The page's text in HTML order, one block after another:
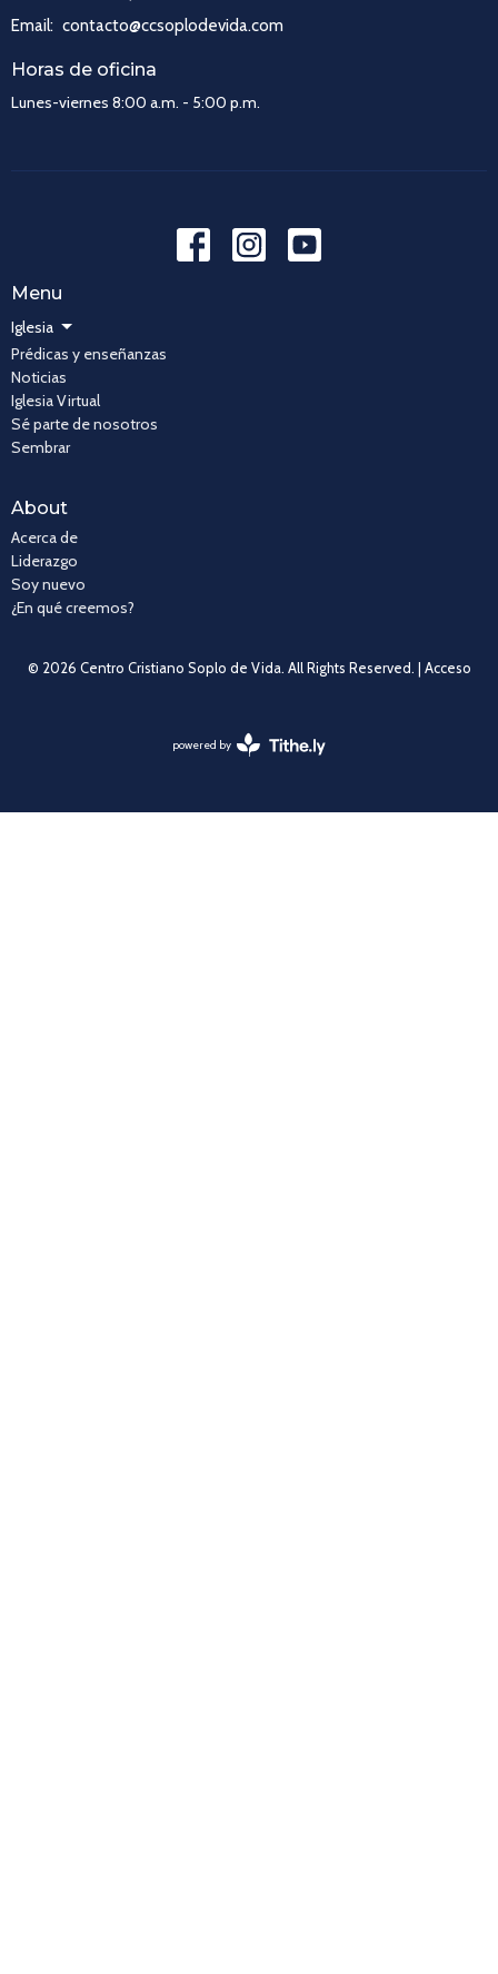
Email: contacto@ccsoplodevida.com
Horas de oficina
Lunes-viernes 8:00 a.m. - 5:00 p.m.
Menu
Iglesia
Prédicas y enseñanzas
Noticias
Iglesia Virtual
Sé parte de nosotros
Sembrar
About
Acerca de
Liderazgo
Soy nuevo
¿En qué creemos?
© 2026 Centro Cristiano Soplo de Vida. All Rights Reserved. | Acceso
powered by
Website